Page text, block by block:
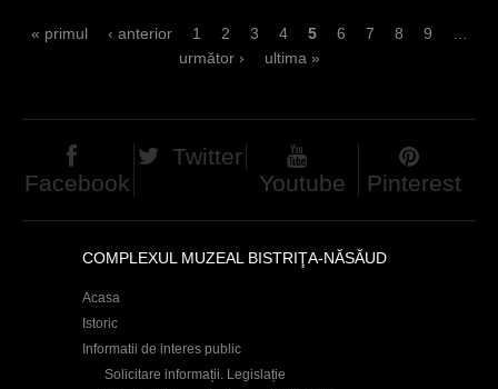
S
i
e
n
« primul ‹ anterior 1 2 3 4 5 6 7 8 9
…
următor ›
ultima »
Facebook
Twitter
Youtube
Pinterest
COMPLEXUL MUZEAL BISTRIŢA-NĂSĂUD
Acasa
Istoric
Informatii de interes public
Solicitare informații. Legislație